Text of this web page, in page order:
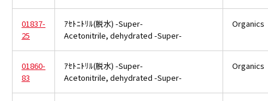
01837-
25
ｱｾﾄﾆﾄﾘﾙ(脱水) -Super-
Acetonitrile, dehydrated -Super-
Organics
01860-
83
ｱｾﾄﾆﾄﾘﾙ(脱水) -Super-
Acetonitrile, dehydrated -Super-
Organics